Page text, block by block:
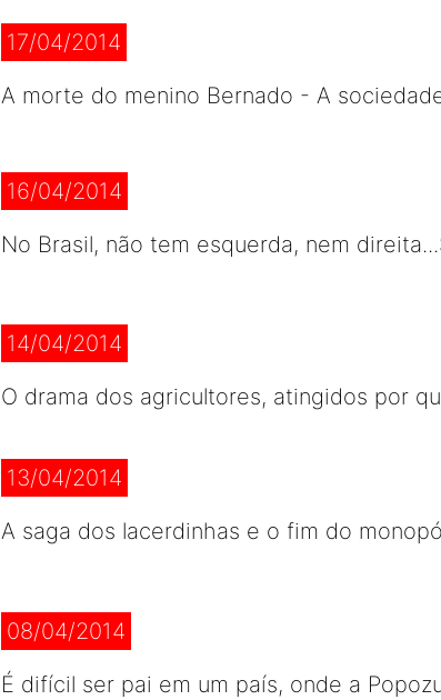
17/04/2014
A morte do menino Bernado - A
16/04/2014
No Brasil, não tem esquerda, nem
14/04/2014
O drama dos agricultores, atingidos por
13/04/2014
A saga dos lacerdinhas e o fim do
08/04/2014
É difícil ser pai em um país, onde a